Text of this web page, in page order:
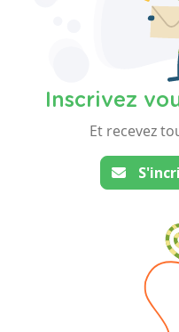
Inscrivez
Et recevez